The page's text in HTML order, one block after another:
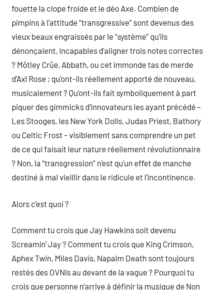
fouette la clope froide et le déo Axe. Combien de
pimpins à l’attitude “transgressive” sont devenus des
vieux beaux engraissés par le “système” qu’ils
dénonçaient, incapables d’aligner trois notes correctes
? Mötley Crüe, Abbath, ou cet immonde tas de merde
d’Axl Rose ; qu’ont-ils réellement apporté de nouveau,
musicalement ? Qu’ont-ils fait symboliquement à part
piquer des gimmicks d’innovateurs les ayant précédé –
Les Stooges, les New York Dolls, Judas Priest, Bathory
ou Celtic Frost – visiblement sans comprendre un pet
de ce qui faisait leur nature réellement révolutionnaire
? Non, la “transgression” n’est qu’un effet de manche
destiné à mal vieillir dans le ridicule et l’incontinence.
Alors c’est quoi ?
Comment tu crois que Jay Hawkins soit devenu
Screamin’ Jay ? Comment tu crois que King Crimson,
Aphex Twin, Miles Davis, Napalm Death sont toujours
restés des OVNIs au devant de la vague ? Pourquoi tu
crois que personne n’arrive à définir la musique de Non